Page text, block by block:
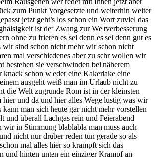
zum Punkt Vorgesetzte und weiterhin weiter
jetzt geht’s los schon ein Wort zuviel das
ist der Zwang zur Weltverbesserung
ohne zu frieren es sei denn es sei denn gut es
wir sind schon nicht mehr wir schon nicht
mal verschiedenes aber zu sehr wollen wir
bestehen sie verschwinden bei näherem
knack schon wieder eine Kakerlake eine
ausgeht weiß man im Urlaub nicht zu
die Welt zugrunde Rom ist in der kleinsten
hier und da und hier alles Wege lustig was wir
kann man sich heute gar nicht mehr vorstellen
und überall Lachgas rein und Feierabend
wir in Stimmung blablabla man muss auch
nicht nur drüber reden tun gerade so als
mal alles hier so krampft sich das
und hinten unten ein einziger Krampf an